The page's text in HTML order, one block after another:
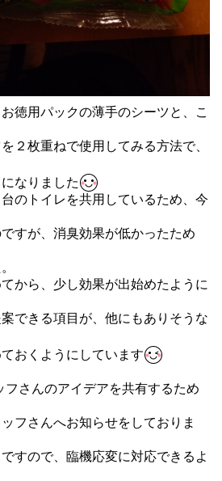
徳用パックの薄手のシーツと、
こ
２枚重ねで使用してみる方法で、
なりました
のトイレを共用しているため、 今
すが、 消臭効果が低かったため
から、 少し効果が出始めたように
できる項目が、他にもありそうな
おくようにしています
フさんのアイデアを共有するため
フさんへお知らせをしておりま
すので、臨機応変に対応できるよ